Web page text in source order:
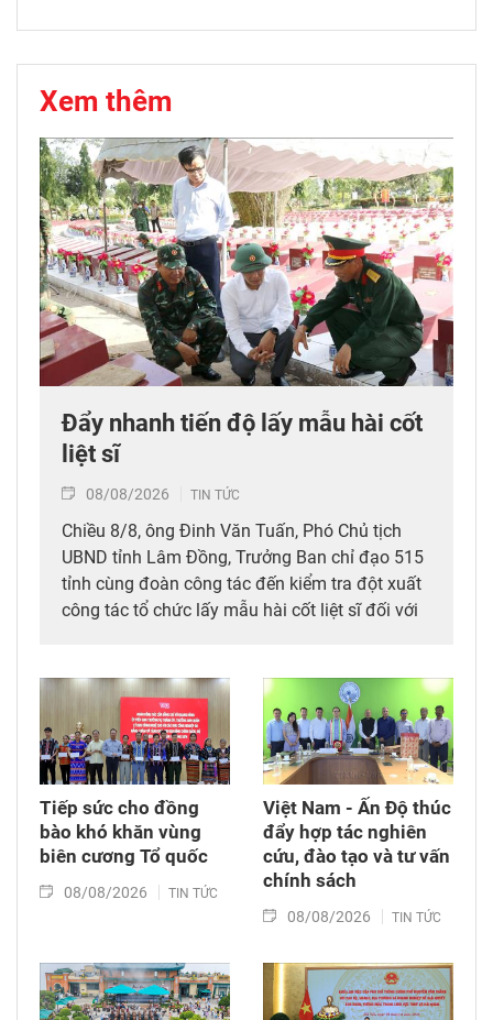
Xem thêm
Đẩy nhanh tiến độ lấy mẫu hài cốt
liệt sĩ
08/08/2026 TIN TỨC
Chiều 8/8, ông Đinh Văn Tuấn, Phó Chủ tịch
UBND tỉnh Lâm Đồng, Trưởng Ban chỉ đạo 515
tỉnh cùng đoàn công tác đến kiểm tra đột xuất
công tác tổ chức lấy mẫu hài cốt liệt sĩ đối với
thời tặng quà cho cán bộ, chiến sĩ tham gia
công tác lấy mẫu tại đây.
Tiếp sức cho đồng
bào khó khăn vùng
biên cương Tổ quốc
08/08/2026 TIN TỨC
Việt Nam - Ấn Độ thúc
đẩy hợp tác nghiên
cứu, đào tạo và tư vấn
chính sách
08/08/2026 TIN TỨC